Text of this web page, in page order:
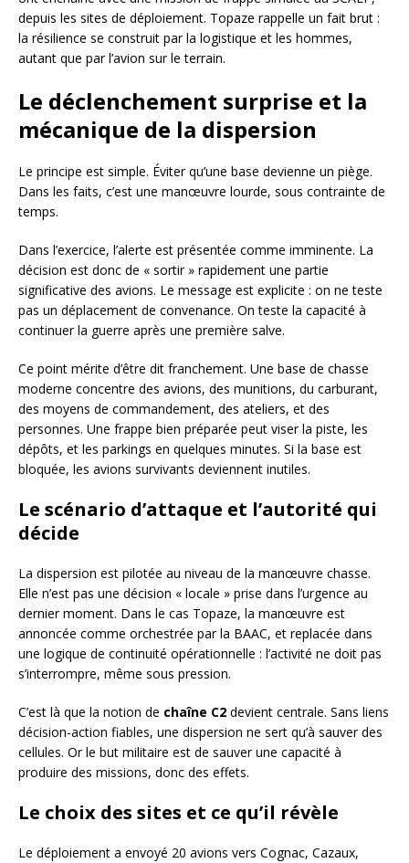
depuis les sites de déploiement. Topaze rappelle un fait brut :
la résilience se construit par la logistique et les hommes,
autant que par l’avion sur le terrain.
Le déclenchement surprise et la
mécanique de la dispersion
Le principe est simple. Éviter qu’une base devienne un piège.
Dans les faits, c’est une manœuvre lourde, sous contrainte de
temps.
Dans l’exercice, l’alerte est présentée comme imminente. La
décision est donc de « sortir » rapidement une partie
significative des avions. Le message est explicite : on ne teste
pas un déplacement de convenance. On teste la capacité à
continuer la guerre après une première salve.
Ce point mérite d’être dit franchement. Une base de chasse
moderne concentre des avions, des munitions, du carburant,
des moyens de commandement, des ateliers, et des
personnes. Une frappe bien préparée peut viser la piste, les
dépôts, et les parkings en quelques minutes. Si la base est
bloquée, les avions survivants deviennent inutiles.
Le scénario d’attaque et l’autorité qui
décide
La dispersion est pilotée au niveau de la manœuvre chasse.
Elle n’est pas une décision « locale » prise dans l’urgence au
dernier moment. Dans le cas Topaze, la manœuvre est
annoncée comme orchestrée par la BAAC, et replacée dans
une logique de continuité opérationnelle : l’activité ne doit pas
s’interrompre, même sous pression.
C’est là que la notion de chaîne C2 devient centrale. Sans liens
décision-action fiables, une dispersion ne sert qu’à sauver des
cellules. Or le but militaire est de sauver une capacité à
produire des missions, donc des effets.
Le choix des sites et ce qu’il révèle
Le déploiement a envoyé 20 avions vers Cognac, Cazaux,